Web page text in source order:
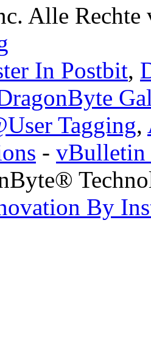
Alle Rechte
In Postbit,
Tagging,
- vBulletin
By